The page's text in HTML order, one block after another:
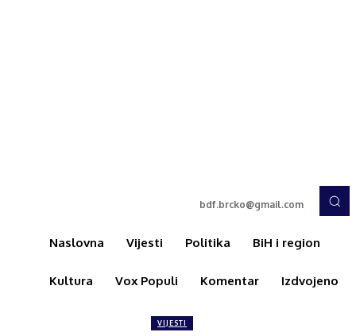
bdf.brcko@gmail.com
Naslovna Vijesti Politika BiH i region
Kultura Vox Populi Komentar Izdvojeno
VIJESTI